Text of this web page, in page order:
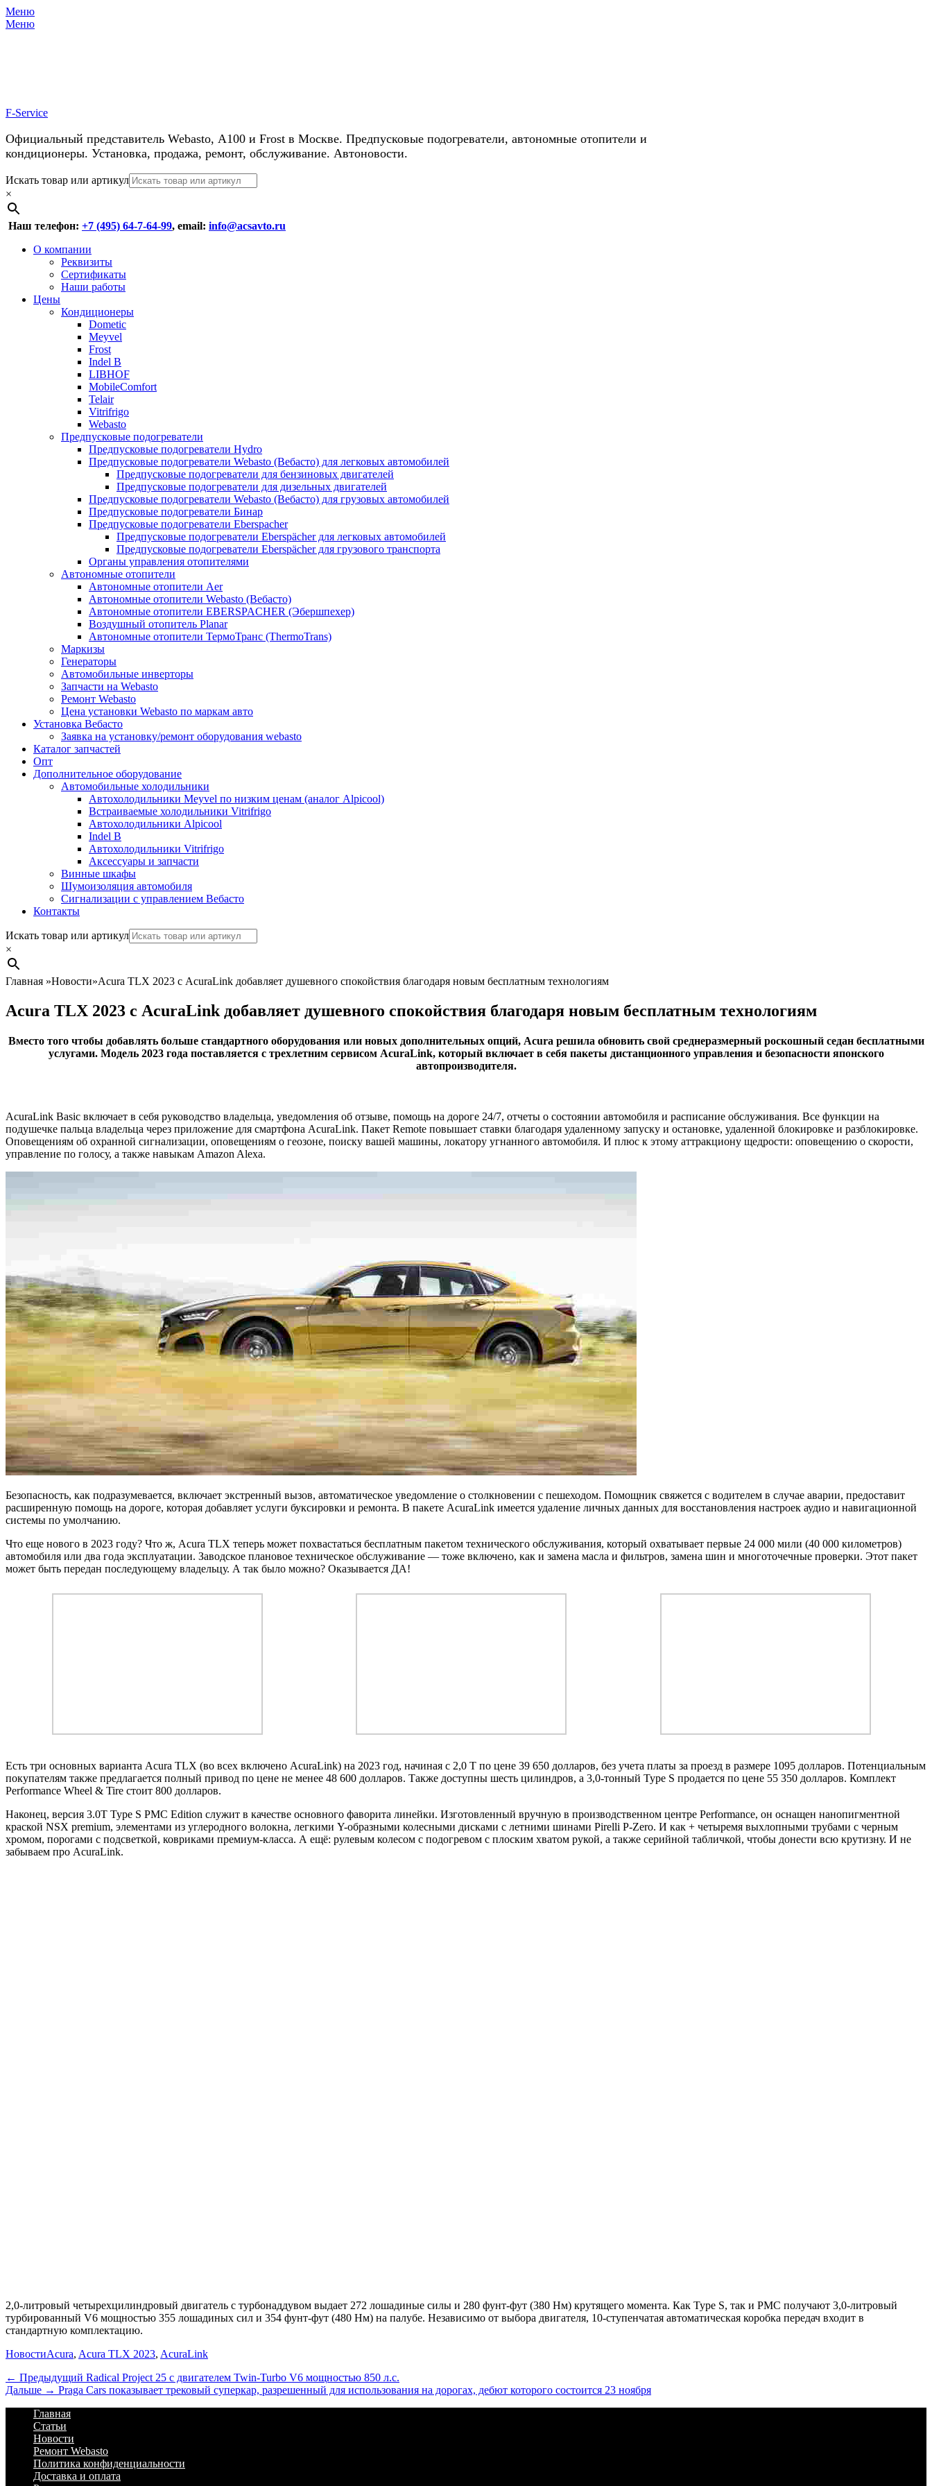
Меню
Меню
F-Service
Официальный представитель Webasto, А100 и Frost в Москве. Предпусковые подогреватели, автономные отопители и
кондиционеры. Установка, продажа, ремонт, обслуживание. Автоновости.
Header
Right
Menu
Перейти
к
содержимому
Искать товар или артикул
×
Наш телефон: +7 (495) 64-7-64-99, email: info@acsavto.ru
Основное
Перейти
содержимому
О компании
Реквизиты
Сертификаты
Наши работы
Цены
Кондиционеры
Dometic
Meyvel
Frost
Indel B
LIBHOF
MobileComfort
Telair
Vitrifrigo
Webasto
Предпусковые подогреватели
Предпусковые подогреватели Hydro
Предпусковые подогреватели Webasto (Вебасто) для легковых автомобилей
Предпусковые подогреватели для бензиновых двигателей
Предпусковые подогреватели для дизельных двигателей
Предпусковые подогреватели Webasto (Вебасто) для грузовых автомобилей
Предпусковые подогреватели Бинар
Предпусковые подогреватели Eberspacher
Предпусковые подогреватели Eberspächer для легковых автомобилей
Предпусковые подогреватели Eberspächer для грузового транспорта
Органы управления отопителями
Автономные отопители
Автономные отопители Аer
Автономные отопители Webasto (Вебасто)
Автономные отопители EBERSPACHER (Эбершпехер)
Воздушный отопитель Planar
Автономные отопители ТермоТранс (ThermoTrans)
Маркизы
Генераторы
Автомобильные инверторы
Запчасти на Webasto
Ремонт Webasto
Цена установки Webasto по маркам авто
Установка Вебасто
Заявка на установку/ремонт оборудования webasto
Каталог запчастей
Опт
Дополнительное оборудование
Автомобильные холодильники
Автохолодильники Meyvel по низким ценам (аналог Alpicool)
Встраиваемые холодильники Vitrifrigo
Автохолодильники Alpicool
Indel B
Автохолодильники Vitrifrigo
Аксессуары и запчасти
Винные шкафы
Шумоизоляция автомобиля
Сигнализации с управлением Вебасто
Контакты
Search
Искать товар или артикул
×
Главная »Новости»Acura TLX 2023 с AcuraLink добавляет душевного спокойствия благодаря новым бесплатным технологиям
Acura TLX 2023 с AcuraLink добавляет душевного спокойствия благодаря новым бесплатным технологиям
Вместо того чтобы добавлять больше стандартного оборудования или новых дополнительных опций, Acura решила обновить свой среднеразмерный роскошный седан бесплатными
услугами. Модель 2023 года поставляется с трехлетним сервисом AcuraLink, который включает в себя пакеты дистанционного управления и безопасности японского
автопроизводителя.
AcuraLink Basic включает в себя руководство владельца, уведомления об отзыве, помощь на дороге 24/7, отчеты о состоянии автомобиля и расписание обслуживания. Все функции на
подушечке пальца владельца через приложение для смартфона AcuraLink. Пакет Remote повышает ставки благодаря удаленному запуску и остановке, удаленной блокировке и разблокировке.
Оповещениям об охранной сигнализации, оповещениям о геозоне, поиску вашей машины, локатору угнанного автомобиля. И плюс к этому аттракциону щедрости: оповещению о скорости,
управление по голосу, а также навыкам Amazon Alexa.
Безопасность, как подразумевается, включает экстренный вызов, автоматическое уведомление о столкновении с пешеходом. Помощник свяжется с водителем в случае аварии, предоставит
расширенную помощь на дороге, которая добавляет услуги буксировки и ремонта. В пакете AcuraLink имеется удаление личных данных для восстановления настроек аудио и навигационной
системы по умолчанию.
Что еще нового в 2023 году? Что ж, Acura TLX теперь может похвастаться бесплатным пакетом технического обслуживания, который охватывает первые 24 000 мили (40 000 километров)
автомобиля или два года эксплуатации. Заводское плановое техническое обслуживание — тоже включено, как и замена масла и фильтров, замена шин и многоточечные проверки. Этот пакет
может быть передан последующему владельцу. А так было можно? Оказывается ДА!
Есть три основных варианта Acura TLX (во всех включено AcuraLink) на 2023 год, начиная с 2,0 T по цене 39 650 долларов, без учета платы за проезд в размере 1095 долларов. Потенциальным
покупателям также предлагается полный привод по цене не менее 48 600 долларов. Также доступны шесть цилиндров, а 3,0-тонный Type S продается по цене 55 350 долларов. Комплект
Performance Wheel & Tire стоит 800 долларов.
Наконец, версия 3.0T Type S PMC Edition служит в качестве основного фаворита линейки. Изготовленный вручную в производственном центре Performance, он оснащен нанопигментной
краской NSX premium, элементами из углеродного волокна, легкими Y-образными колесными дисками с летними шинами Pirelli P-Zero. И как + четыремя выхлопными трубами с черным
хромом, порогами с подсветкой, ковриками премиум-класса. А ещё: рулевым колесом с подогревом с плоским хватом рукой, а также серийной табличкой, чтобы донести всю крутизну. И не
забываем про AcuraLink.
2,0-литровый четырехцилиндровый двигатель с турбонаддувом выдает 272 лошадиные силы и 280 фунт-фут (380 Нм) крутящего момента. Как Type S, так и PMC получают 3,0-литровый
турбированный V6 мощностью 355 лошадиных сил и 354 фунт-фут (480 Нм) на палубе. Независимо от выбора двигателя, 10-ступенчатая автоматическая коробка передач входит в
стандартную комплектацию.
Категории
НовостиТеги
Acura, Acura TLX 2023, AcuraLink
Навигация
по
записям
← Предыдущий Предыдущий
Radical Project 25 с двигателем Twin-Turbo V6 мощностью 850 л.с.
Дальше → Дальше:
Praga Cars показывает трековый суперкар, разрешенный для использования на дорогах, дебют которого состоится 23 ноября
Footer
Menu
Перейти
содержимому
Главная
Статьи
Новости
Ремонт Webasto
Политика конфиденциальности
Доставка и оплата